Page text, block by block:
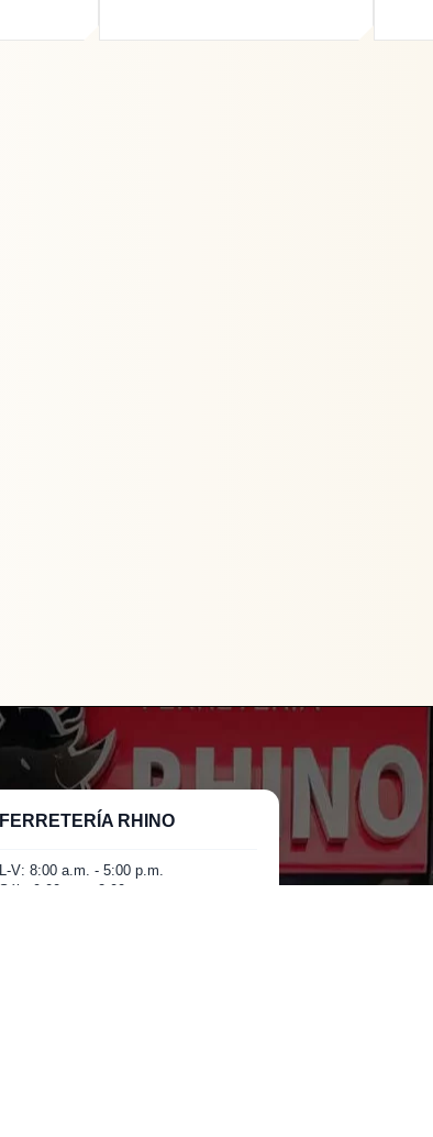
FERRETERÍA RHINO
L-V: 8:00 a.m. - 5:00 p.m.
Sáb: 9:00 am - 2:00 pm